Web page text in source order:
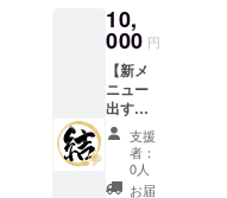
けくだ
さい。
・有効
期間：
2025年
1月2
日〜
2027年
12月31
日まで
お食事
で1枚ま
で、併
用不可
です。
・初回
来店時
にお渡
しいた
しま
10,
000 円
【新メ
ニュー
出す度
初回お
試し提
供】 今
後出す
支援
者：
0人
お届